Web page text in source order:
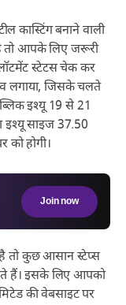
कास्टिंग बनाने वाली
तो आपके लिए जरूरी
स्टेटस चेक कर
लगाया, जिसके चलते
इश्यू 19 से 21
इश्यू साइज 37.50
को होगी।
Join now
तो कुछ आसान स्टेप्स
हैं। इसके लिए आपको
की वेबसाइट पर